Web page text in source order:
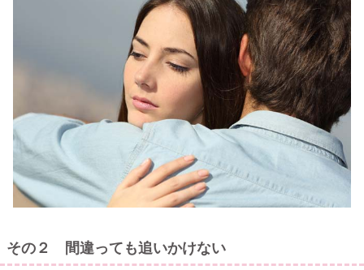
その２ 間違っても追いかけない